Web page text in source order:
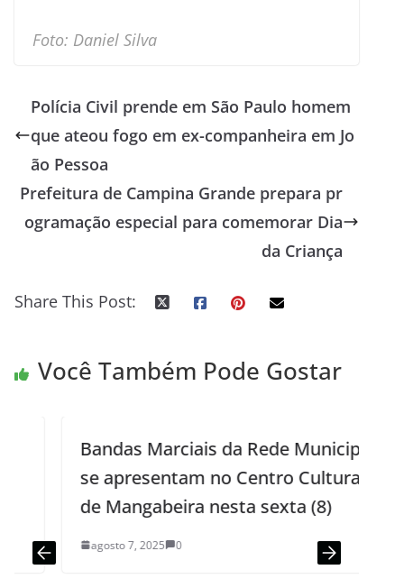
Foto: Daniel Silva
Polícia Civil prende em São Paulo homem
que ateou fogo em ex-companheira em Jo
ão Pessoa
Prefeitura de Campina Grande prepara pr
ogramação especial para comemorar Dia
da Criança
Share This Post:
Você Também Pode Gostar
Bandas Marciais da Rede Municipal
se apresentam no Centro Cultural
de Mangabeira nesta sexta (8)
agosto 7, 2025 0